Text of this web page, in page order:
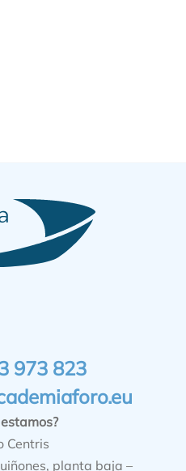
973 823
Centris
planta baja –